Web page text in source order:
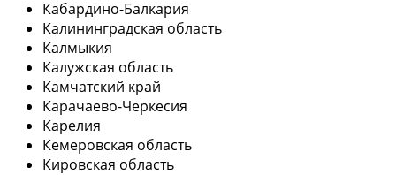
Кабардино-Балкария
Калининградская область
Калмыкия
Калужская область
Камчатский край
Карачаево-Черкесия
Карелия
Кемеровская область
Кировская область